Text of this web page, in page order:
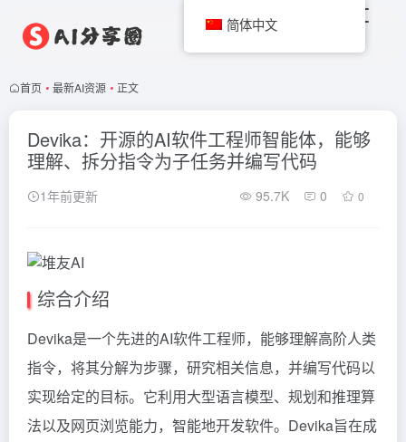
首页 • 最新AI资源 • 正文
Devika：开源的AI软件工程师智能体，能够
理解、拆分指令为子任务并编写代码
1年前更新 95.7K 0 0
综合介绍
Devika是一个先进的AI软件工程师，能够理解高阶人类
指令，将其分解为步骤，研究相关信息，并编写代码以
实现给定的目标。它利用大型语言模型、规划和推理算
法以及网页浏览能力，智能地开发软件。Devika旨在成
简体中文